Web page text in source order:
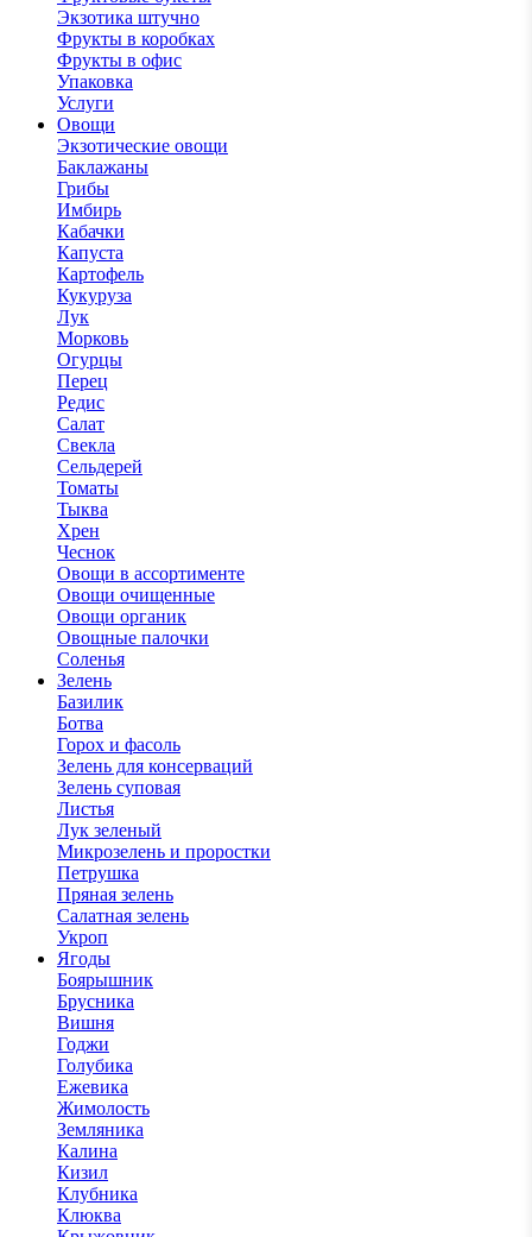
Экзотика штучно
Фрукты в коробках
Фрукты в офис
Упаковка
Услуги
Овощи
Экзотические овощи
Баклажаны
Грибы
Имбирь
Кабачки
Капуста
Картофель
Кукуруза
Лук
Морковь
Огурцы
Перец
Редис
Салат
Свекла
Сельдерей
Томаты
Тыква
Хрен
Чеснок
Овощи в ассортименте
Овощи очищенные
Овощи органик
Овощные палочки
Соленья
Зелень
Базилик
Ботва
Горох и фасоль
Зелень для консерваций
Зелень суповая
Листья
Лук зеленый
Микрозелень и проростки
Петрушка
Пряная зелень
Салатная зелень
Укроп
Ягоды
Боярышник
Брусника
Вишня
Годжи
Голубика
Ежевика
Жимолость
Земляника
Калина
Кизил
Клубника
Клюква